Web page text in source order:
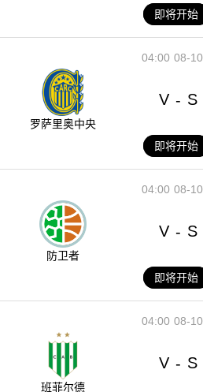
即将开始
08-10
04:00
罗萨里奥中央
V - S
即将开始
08-10
04:00
防卫者
V - S
即将开始
08-10
04:00
班菲尔德
V - S